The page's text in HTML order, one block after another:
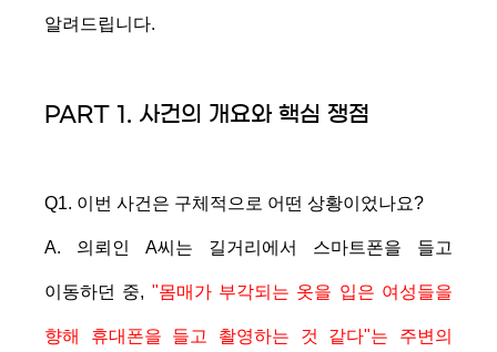
알려드립니다.
PART 1. 사건의 개요와 핵심 쟁점
Q1. 이번 사건은 구체적으로 어떤 상황이었나요?
A. 의뢰인 A씨는 길거리에서 스마트폰을 들고
이동하던 중, "몸매가 부각되는 옷을 입은 여성들을
향해 휴대폰을 들고 촬영하는 것 같다"는 주변의